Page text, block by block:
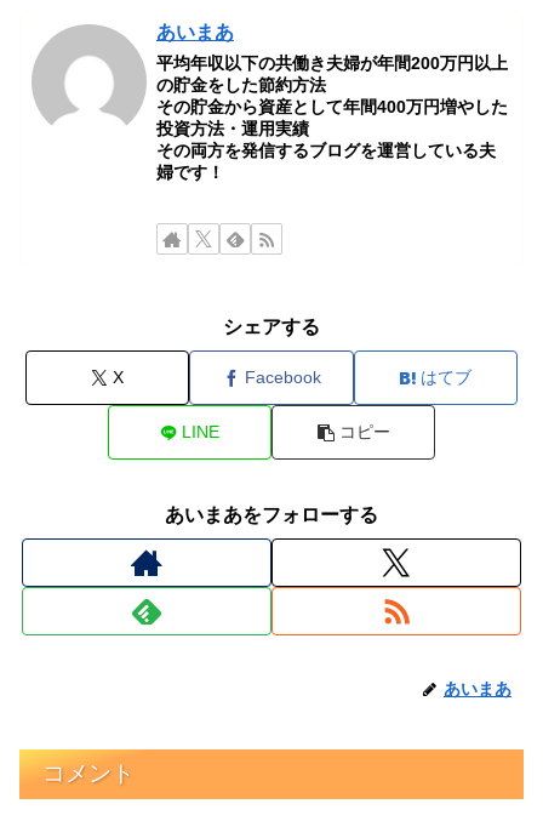
あいまあ
平均年収以下の共働き夫婦が年間200万円以上
の貯金をした節約方法
その貯金から資産として年間400万円増やした
投資方法・運用実績
その両方を発信するブログを運営している夫
婦です！
シェアする
X Facebook はてブ
LINE コピー
あいまあをフォローする
あいまあ
コメント